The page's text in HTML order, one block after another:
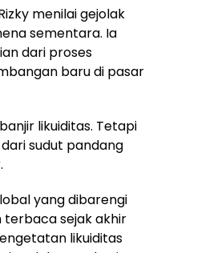
menilai gejolak
sementara. Ia
dari proses
baru di pasar
likuiditas. Tetapi
sudut pandang
yang dibarengi
terbaca sejak akhir
likuiditas